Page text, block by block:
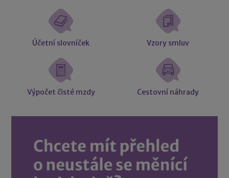
Účetní slovníček Vzory smluv
Výpočet čisté mzdy Cestovní náhrady